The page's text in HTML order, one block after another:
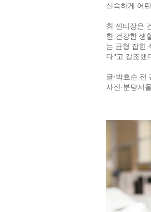
신속하게 어
최 센터장은
한 건강한 생
는 균형 잡힌
다"고 강조했
글·박효순 전
사진·분당서